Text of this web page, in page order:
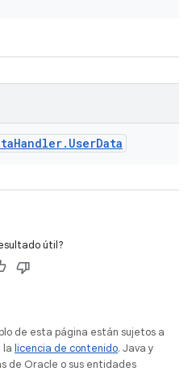
Handler. UserData
útil?
de esta página están sujetos a
la licencia de contenido. Java y
de Oracle o sus entidades